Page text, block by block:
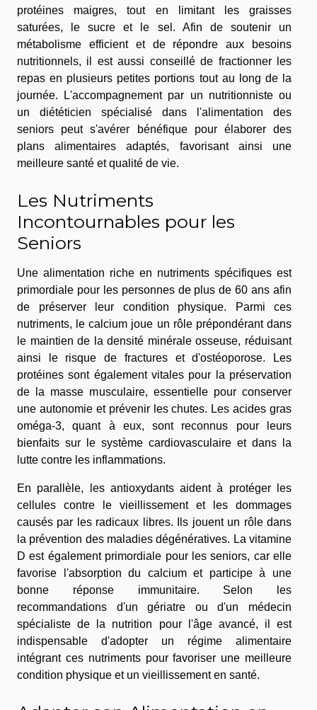
protéines maigres, tout en limitant les graisses
saturées, le sucre et le sel. Afin de soutenir un
métabolisme efficient et de répondre aux besoins
nutritionnels, il est aussi conseillé de fractionner les
repas en plusieurs petites portions tout au long de la
journée. L'accompagnement par un nutritionniste ou
un diététicien spécialisé dans l'alimentation des
seniors peut s'avérer bénéfique pour élaborer des
plans alimentaires adaptés, favorisant ainsi une
meilleure santé et qualité de vie.
Les Nutriments
Incontournables pour les
Seniors
Une alimentation riche en nutriments spécifiques est
primordiale pour les personnes de plus de 60 ans afin
de préserver leur condition physique. Parmi ces
nutriments, le calcium joue un rôle prépondérant dans
le maintien de la densité minérale osseuse, réduisant
ainsi le risque de fractures et d'ostéoporose. Les
protéines sont également vitales pour la préservation
de la masse musculaire, essentielle pour conserver
une autonomie et prévenir les chutes. Les acides gras
oméga-3, quant à eux, sont reconnus pour leurs
bienfaits sur le système cardiovasculaire et dans la
lutte contre les inflammations.
En parallèle, les antioxydants aident à protéger les
cellules contre le vieillissement et les dommages
causés par les radicaux libres. Ils jouent un rôle dans
la prévention des maladies dégénératives. La vitamine
D est également primordiale pour les seniors, car elle
favorise l'absorption du calcium et participe à une
bonne réponse immunitaire. Selon les
recommandations d'un gériatre ou d'un médecin
spécialiste de la nutrition pour l'âge avancé, il est
indispensable d'adopter un régime alimentaire
intégrant ces nutriments pour favoriser une meilleure
condition physique et un vieillissement en santé.